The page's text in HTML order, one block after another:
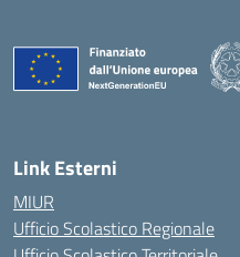
Link Esterni
MIUR
Ufficio Scolastico Regionale